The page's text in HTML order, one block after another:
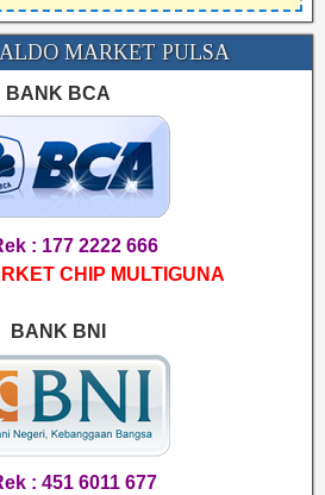
MARKET PULSA
BANK BCA
: 177 2222 666
CHIP MULTIGUNA
BANK BNI
: 451 6011 677